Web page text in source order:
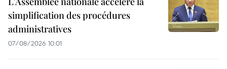
simplification des procédures
administratives
07/08/2026 10:01